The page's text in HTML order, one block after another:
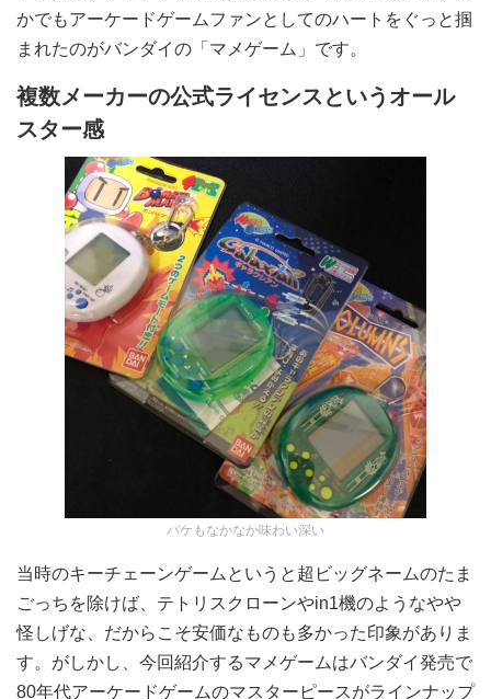
かでもアーケードゲームファンとしてのハートをぐっと掴
まれたのがバンダイの「マメゲーム」です。
複数メーカーの公式ライセンスというオール
スター感
パケもなかなか味わい深い
当時のキーチェーンゲームというと超ビッグネームのたま
ごっちを除けば、テトリスクローンやin1機のようなやや
怪しげな、だからこそ安価なものも多かった印象がありま
す。がしかし、今回紹介するマメゲームはバンダイ発売で
80年代アーケードゲームのマスターピースがラインナップ